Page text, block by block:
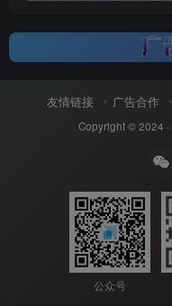
友情链接 广告合作
Copyright © 2024 ·
公众号